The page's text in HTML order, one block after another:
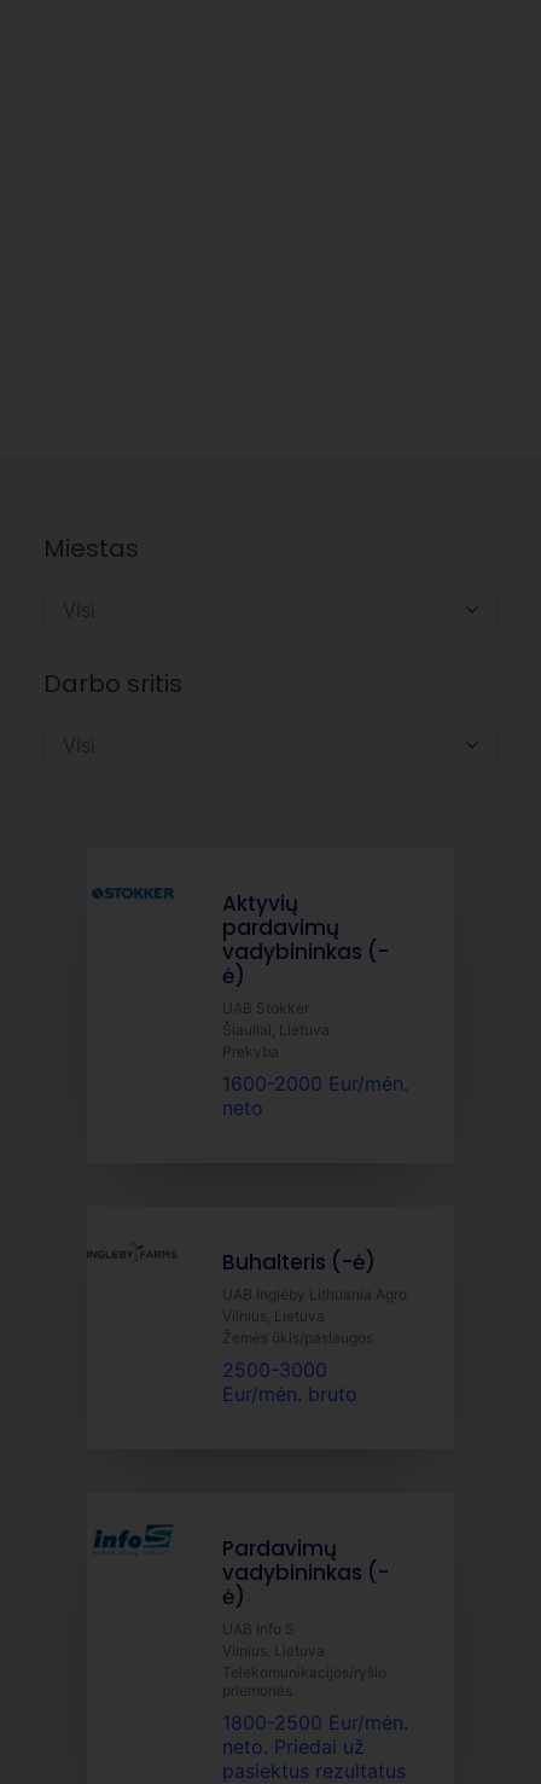
Miestas
Visi
Darbo sritis
Visi
Aktyvių
pardavimų
vadybininkas (-
ė)
UAB Stokker
Šiauliai, Lietuva
Prekyba
1600-2000 Eur/mėn.
neto
Buhalteris (-ė)
UAB Ingleby Lithuania Agro
Vilnius, Lietuva
Žemės ūkis/paslaugos
2500-3000
Eur/mėn. bruto
Pardavimų
vadybininkas (-
ė)
UAB Info S
Vilnius, Lietuva
Telekomunikacijos/ryšio
priemonės
1800-2500 Eur/mėn.
neto. Priedai už
pasiektus rezultatus